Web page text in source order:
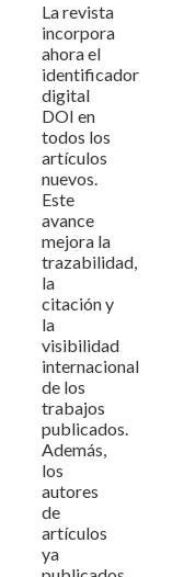
La revista
incorpora
ahora el
identificador
digital
DOI en
todos los
artículos
nuevos.
Este
avance
mejora la
trazabilidad,
la
citación y
la
visibilidad
internacional
de los
trabajos
publicados.
Además,
los
autores
de
artículos
ya